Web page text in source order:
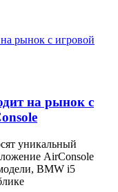
на рынок с
уникальный
AirConsole
BMW i5